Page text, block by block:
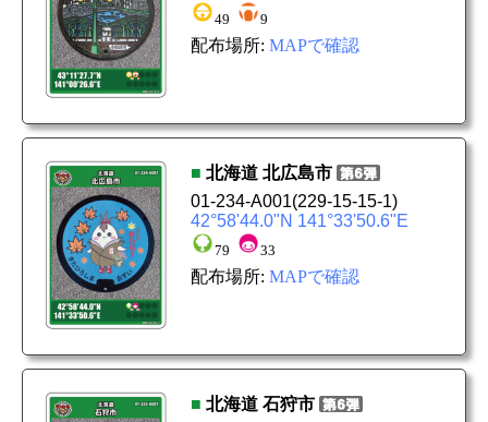
49 9
配布場所: MAPで確認
■ 北海道 北広島市
01-234-A001(229-15-15-1)
42°58'44.0"N 141°33'50.6"E
79 33
配布場所: MAPで確認
■ 北海道 石狩市